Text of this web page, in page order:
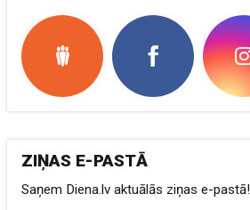
ZIŅAS E-PASTĀ
Saņem Diena.lv aktuālās ziņas e-pastā!